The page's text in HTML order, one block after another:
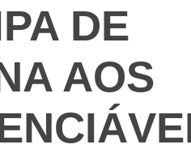
DE
AOS